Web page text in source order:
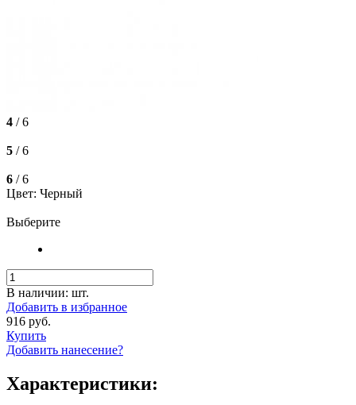
4 / 6
5 / 6
6 / 6
Цвет: Черный
Выберите
В наличии: шт.
Добавить в избранное
916 руб.
Купить
Добавить нанесение?
Характеристики: